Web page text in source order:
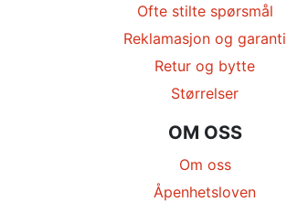
Ofte stilte spørsmål
Reklamasjon og garanti
Retur og bytte
Størrelser
OM OSS
Om oss
Åpenhetsloven